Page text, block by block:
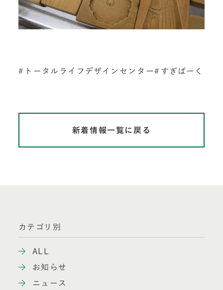
トータルライフデザインセンター すぎぱーく
新着情報一覧に戻る
カテゴリ別
ALL
お知らせ
ニュース